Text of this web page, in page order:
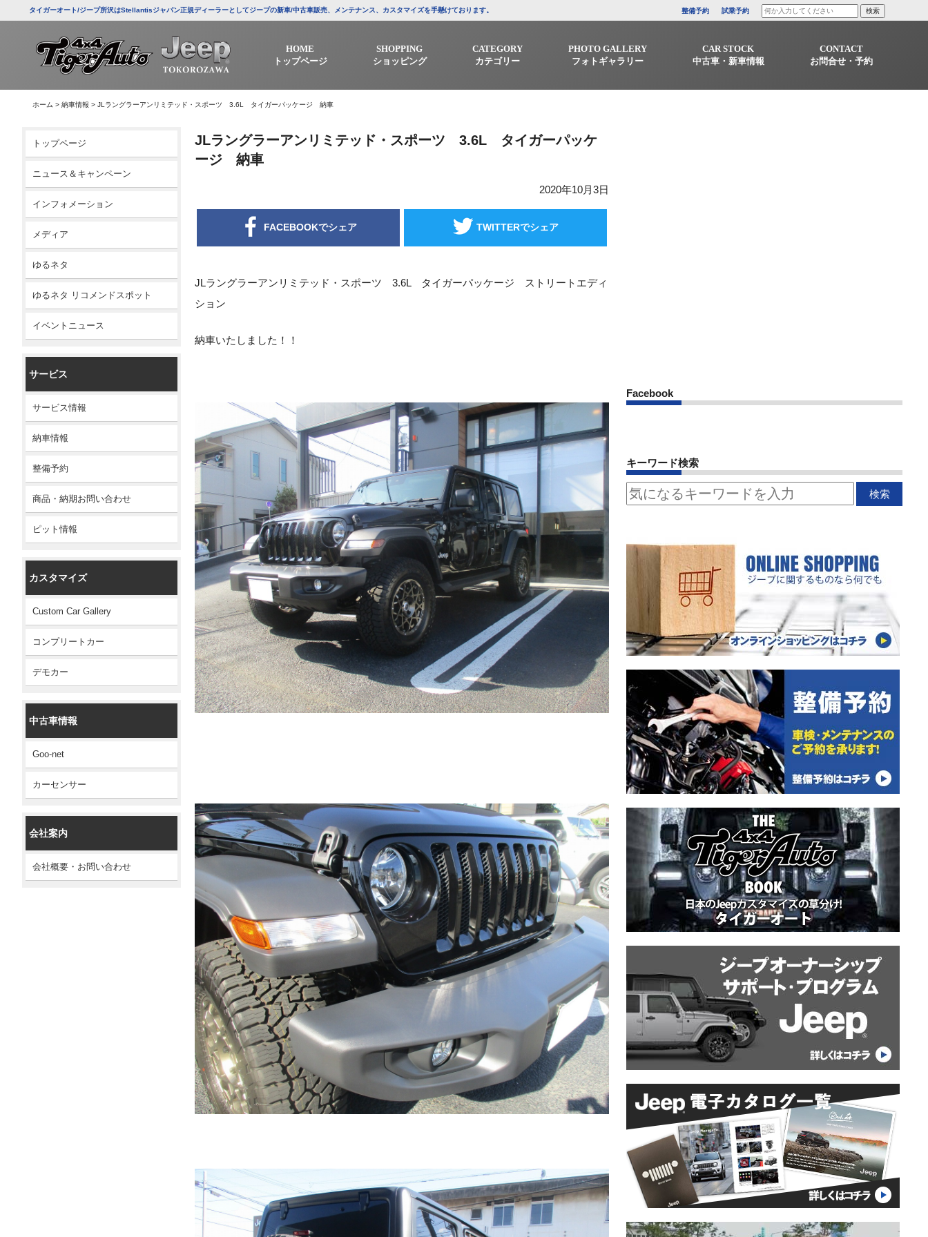
タイガーオート/ジープ所沢はStellantisジャパン正規ディーラーとしてジープの新車/中古車販売、メンテナンス、カスタマイズを手懸けております。 整備予約 試乗予約
HOME
トップページ
SHOPPING
ショッピング
CATEGORY
カテゴリー
PHOTO GALLERY
フォトギャラリー
CAR STOCK
中古車・新車情報
CONTACT
お問合せ・予約
ホーム > 納車情報 > JLラングラーアンリミテッド・スポーツ 3.6L タイガーパッケージ 納車
トップページ
ニュース＆キャンペーン
インフォメーション
メディア
ゆるネタ
ゆるネタ リコメンドスポット
イベントニュース
サービス
サービス情報
納車情報
整備予約
商品・納期お問い合わせ
ピット情報
カスタマイズ
Custom Car Gallery
コンプリートカー
デモカー
中古車情報
Goo-net
カーセンサー
会社案内
会社概要・お問い合わせ
JLラングラーアンリミテッド・スポーツ 3.6L タイガーパッケ
ージ 納車
2020年10月3日
FACEBOOKでシェア TWITTERでシェア
JLラングラーアンリミテッド・スポーツ 3.6L タイガーパッケージ ストリートエディ
ション
納車いたしました！！
Facebook
キーワード検索